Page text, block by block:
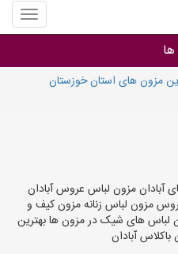
منوی
سایت
سال
مزون های استان خوزستان
آبادان مزون لباس عروس آبادان
مزون لباس زنانه مزون کیف و
لباس های شیک در مزون ها بهترین
آبادان